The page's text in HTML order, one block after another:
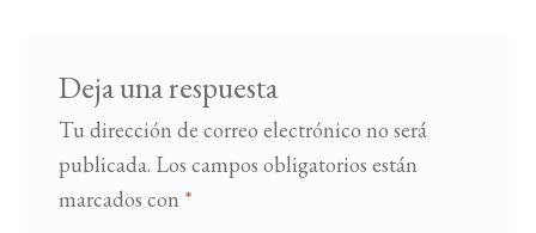
Deja una respuesta
Tu dirección de correo electrónico no será
publicada. Los campos obligatorios están
marcados con *